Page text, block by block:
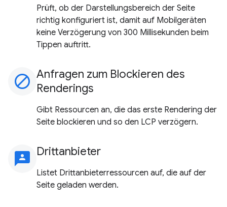
Prüft, ob der Darstellungsbereich der Seite
richtig konfiguriert ist, damit auf Mobilgeräten
keine Verzögerung von 300 Millisekunden beim
Tippen auftritt.
block Anfragen zum Blockieren des
Renderings
Gibt Ressourcen an, die das erste Rendering der
Seite blockieren und so den LCP verzögern.
3p Drittanbieter
Listet Drittanbieterressourcen auf, die auf der
Seite geladen werden.